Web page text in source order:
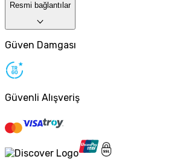
Resmi bağlantılar
Güven Damgası
Güvenli Alışveriş